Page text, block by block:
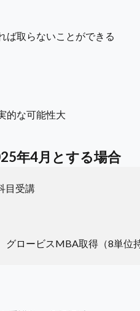
ば取らないことができる
的な可能性大
年4月とする場合
目受講
ロービスMBA取得（8単位